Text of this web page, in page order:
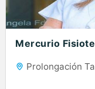
Mercurio
Prolongación